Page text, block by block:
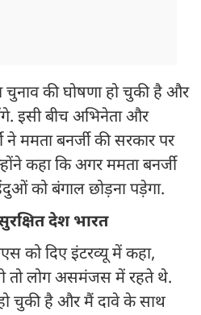
चुनाव की घोषणा हो चुकी है और
इसी बीच अभिनेता और
ने ममता बनर्जी की सरकार पर
कहा कि अगर ममता बनर्जी
को बंगाल छोड़ना पड़ेगा.
देश भारत
को दिए इंटरव्यू में कहा,
तो लोग असमंजस में रहते थे.
चुकी है और मैं दावे के साथ